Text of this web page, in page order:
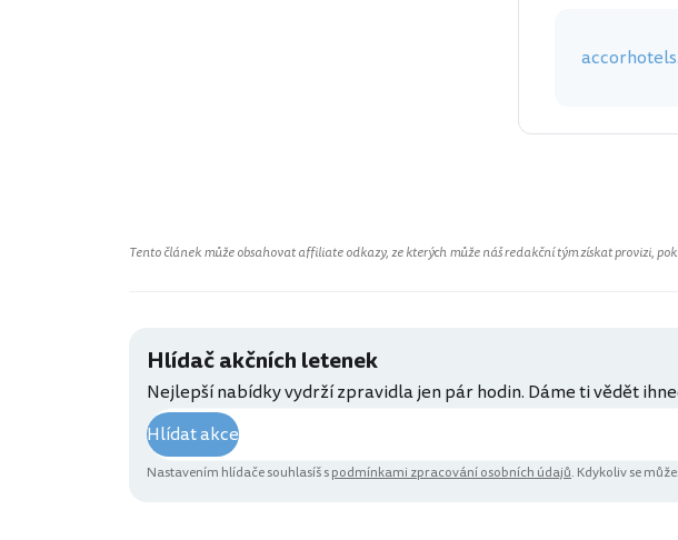
Tento článek může obsahovat affiliate odkazy, ze kterých může náš redakční tým získat provizi,
Hlídač akčních letenek
Nejlepší nabídky vydrží zpravidla jen pár hodin. Dáme ti vědět
Hlídat akce
Nastavením hlídače souhlasíš spodmínkami zpracování osobních údajů. Kdykoliv se